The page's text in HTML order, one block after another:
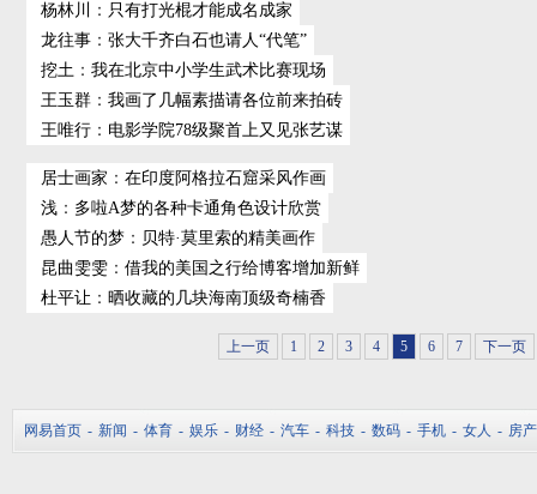
杨林川 ： 只有打光棍才能成名成家
龙往事 ： 张大千齐白石也请人“代笔”
挖土 ： 我在北京中小学生武术比赛现场
王玉群 ： 我画了几幅素描请各位前来拍砖
王唯行 ： 电影学院78级聚首上又见张艺谋
居士画家 ： 在印度阿格拉石窟采风作画
浅 ： 多啦A梦的各种卡通角色设计欣赏
愚人节的梦 ： 贝特·莫里索的精美画作
昆曲雯雯 ： 借我的美国之行给博客增加新鲜
杜平让 ： 晒收藏的几块海南顶级奇楠香
上一页 1 2 3 4 5 6 7 下一页
网易首页 - 新闻 - 体育 - 娱乐 - 财经 - 汽车 - 科技 - 数码 - 手机 - 女人 - 房产